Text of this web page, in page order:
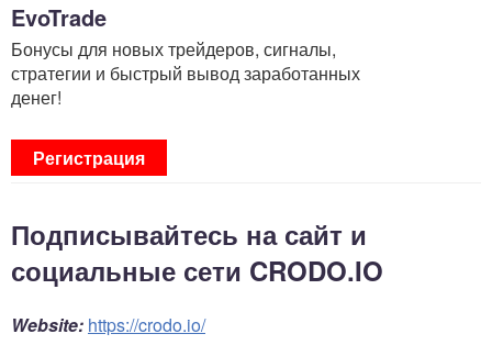
EvoTrade
Бонусы для новых трейдеров, сигналы,
стратегии и быстрый вывод заработанных
денег!
Регистрация
Подписывайтесь на сайт и
социальные сети CRODO.IO
Website: https://crodo.io/